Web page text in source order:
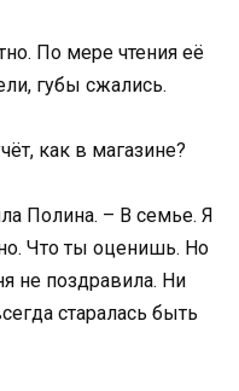
По мере чтения её
губы сжались.
как в магазине?
Полина. – В семье. Я
Что ты оценишь. Но
не поздравила. Ни
старалась быть